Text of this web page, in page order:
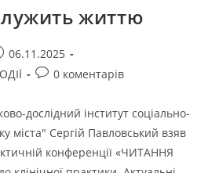
життю
06.11.2025
0 коментарів
дослідний інститут соціально-
міста" Сергій Павловський взяв
конференції «ЧИТАННЯ